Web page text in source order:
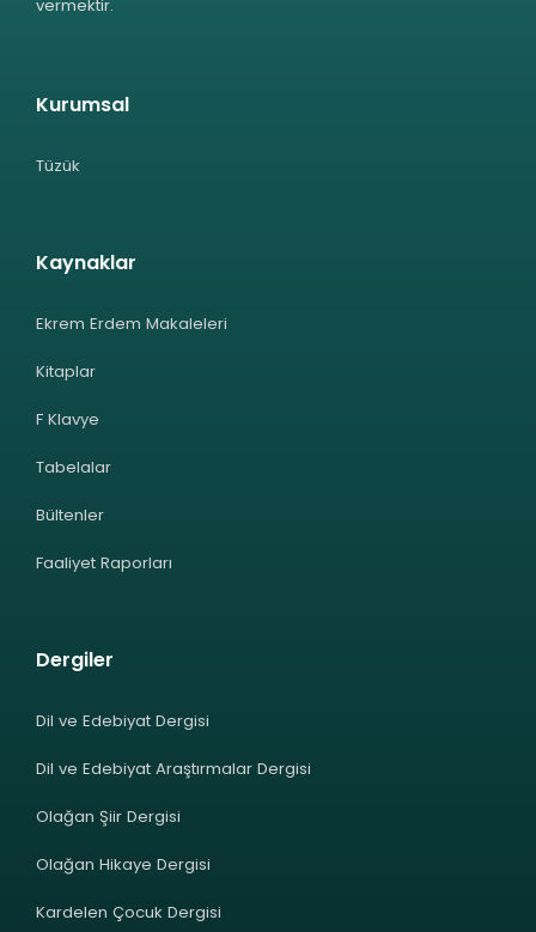
vermektir.
Kurumsal
Tüzük
Kaynaklar
Ekrem Erdem Makaleleri
Kitaplar
F Klavye
Tabelalar
Bültenler
Faaliyet Raporları
Dergiler
Dil ve Edebiyat Dergisi
Dil ve Edebiyat Araştırmalar Dergisi
Olağan Şiir Dergisi
Olağan Hikaye Dergisi
Kardelen Çocuk Dergisi